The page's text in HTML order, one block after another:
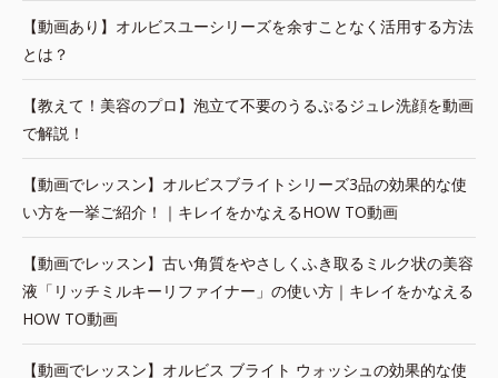
【動画あり】オルビスユーシリーズを余すことなく活用する方法
とは？
【教えて！美容のプロ】泡立て不要のうるぷるジュレ洗顔を動画
で解説！
【動画でレッスン】オルビスブライトシリーズ3品の効果的な使
い方を一挙ご紹介！｜キレイをかなえるHOW TO動画
【動画でレッスン】古い角質をやさしくふき取るミルク状の美容
液「リッチミルキーリファイナー」の使い方｜キレイをかなえる
HOW TO動画
【動画でレッスン】オルビス ブライト ウォッシュの効果的な使